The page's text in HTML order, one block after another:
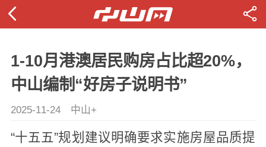
1-10月港澳居民购房占比超20%，
中山编制“好房子说明书”
2025-11-24 中山+
“十五五”规划建议明确要求实施房屋品质提